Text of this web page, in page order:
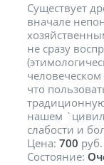
Существует
вначале
не сразу
что
нашем
слабости и
Цена:700 руб.
Состояние: